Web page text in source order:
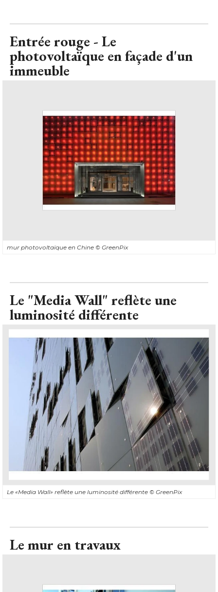
Entrée rouge - Le
photovoltaïque en façade d'un
immeuble
mur photovoltaïque en Chine © GreenPix
Le "Media Wall" reflète une
luminosité différente
Le «Media Wall» reflète une luminosité différente © GreenPix
Le mur en travaux